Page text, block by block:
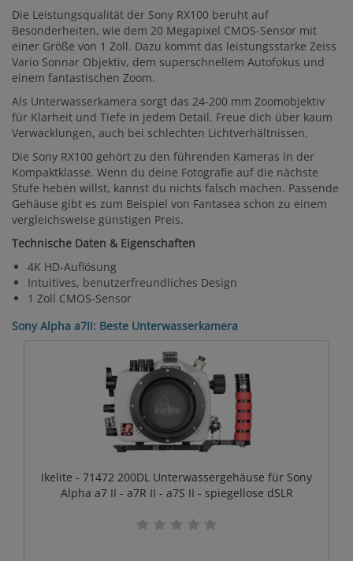
Die Leistungsqualität der Sony RX100 beruht auf
Besonderheiten, wie dem 20 Megapixel CMOS-Sensor mit
einer Größe von 1 Zoll. Dazu kommt das leistungsstarke Zeiss
Vario Sonnar Objektiv, dem superschnellem Autofokus und
einem fantastischen Zoom.
Als Unterwasserkamera sorgt das 24-200 mm Zoomobjektiv
für Klarheit und Tiefe in jedem Detail. Freue dich über kaum
Verwacklungen, auch bei schlechten Lichtverhältnissen.
Die Sony RX100 gehört zu den führenden Kameras in der
Kompaktklasse. Wenn du deine Fotografie auf die nächste
Stufe heben willst, kannst du nichts falsch machen. Passende
Gehäuse gibt es zum Beispiel von Fantasea schon zu einem
vergleichsweise günstigen Preis.
Technische Daten & Eigenschaften
4K HD-Auflösung
Intuitives, benutzerfreundliches Design
1 Zoll CMOS-Sensor
Sony Alpha a7II: Beste Unterwasserkamera
Ikelite - 71472 200DL Unterwassergehäuse für Sony
Alpha a7 II - a7R II - a7S II - spiegellose dSLR